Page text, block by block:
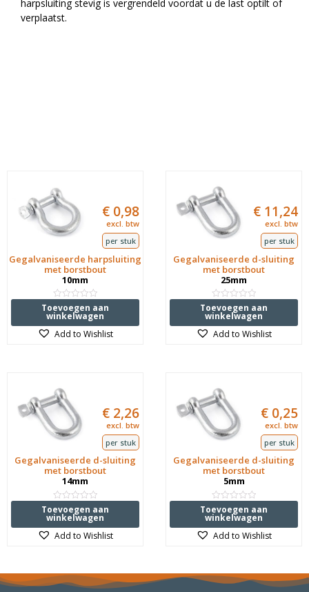
harpsluiting stevig is vergrendeld voordat u de last optilt of
verplaatst.
Gegalvaniseerde harpsluiting
met borstbout
10mm
Waardering
0
uit
5
€ 0,98
excl. btw
per stuk
Toevoegen aan
winkelwagen
Add to Wishlist
Gegalvaniseerde d-sluiting
met borstbout
25mm
Waardering
0
uit
5
€ 11,24
excl. btw
per stuk
Toevoegen aan
winkelwagen
Add to Wishlist
Gegalvaniseerde d-sluiting
met borstbout
14mm
Waardering
0
uit
5
€ 2,26
excl. btw
per stuk
Toevoegen aan
winkelwagen
Add to Wishlist
Gegalvaniseerde d-sluiting
met borstbout
5mm
Waardering
0
uit
5
€ 0,25
excl. btw
per stuk
Toevoegen aan
winkelwagen
Add to Wishlist